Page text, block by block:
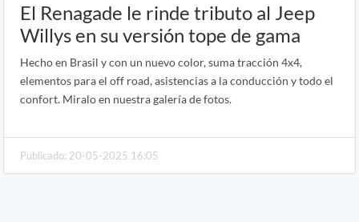
El Renagade le rinde tributo al Jeep
Willys en su versión tope de gama
Hecho en Brasil y con un nuevo color, suma tracción 4x4,
elementos para el off road, asistencias a la conducción y todo el
confort. Miralo en nuestra galería de fotos.
Publicado: 20-05-2025 16:05